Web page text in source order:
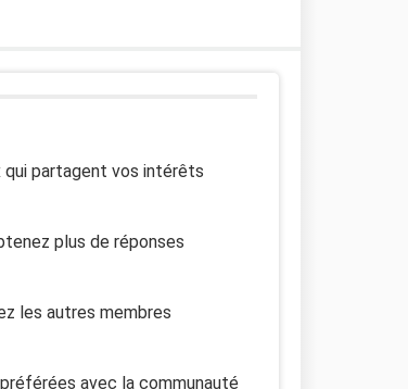
partagent vos intérêts
plus de réponses
les autres membres
avec la communauté